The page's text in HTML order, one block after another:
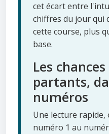
cet écart entre
chiffres du jour qui
cette course, plus
base.
Les
partants,
numéros
Une lecture rapide,
numéro 1 au